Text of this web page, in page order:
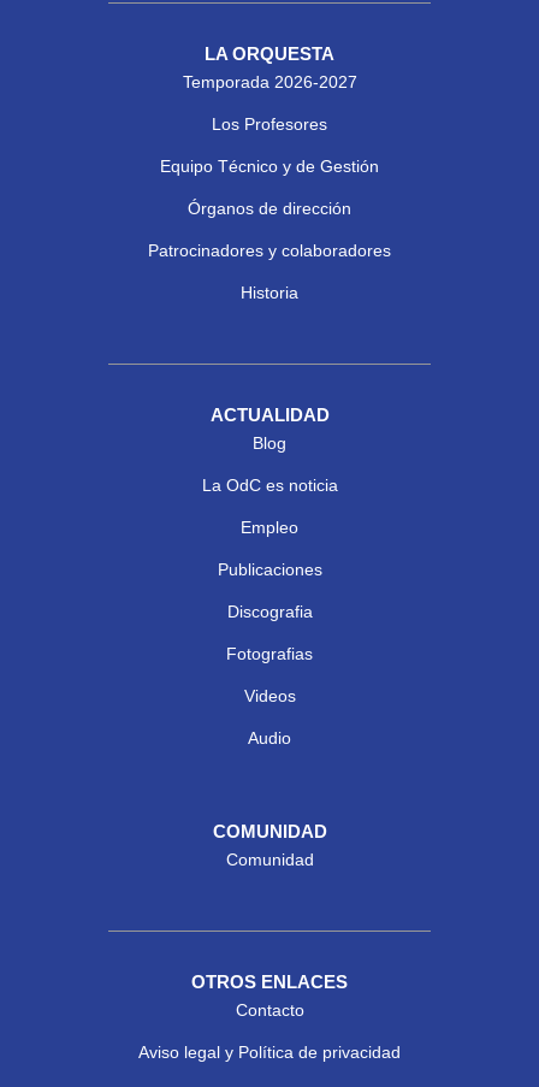
LA ORQUESTA
Temporada 2026-2027
Los Profesores
Equipo Técnico y de Gestión
Órganos de dirección
Patrocinadores y colaboradores
Historia
ACTUALIDAD
Blog
La OdC es noticia
Empleo
Publicaciones
Discografia
Fotografias
Videos
Audio
COMUNIDAD
Comunidad
OTROS ENLACES
Contacto
Aviso legal y Política de privacidad